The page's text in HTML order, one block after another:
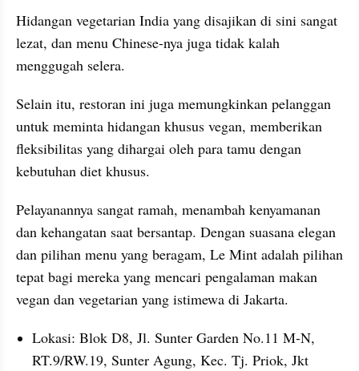
Hidangan vegetarian India yang disajikan di sini sangat
lezat, dan menu Chinese-nya juga tidak kalah
menggugah selera.
Selain itu, restoran ini juga memungkinkan pelanggan
untuk meminta hidangan khusus vegan, memberikan
fleksibilitas yang dihargai oleh para tamu dengan
kebutuhan diet khusus.
Pelayanannya sangat ramah, menambah kenyamanan
dan kehangatan saat bersantap. Dengan suasana elegan
dan pilihan menu yang beragam, Le Mint adalah pilihan
tepat bagi mereka yang mencari pengalaman makan
vegan dan vegetarian yang istimewa di Jakarta.
Lokasi: Blok D8, Jl. Sunter Garden No.11 M-N,
RT.9/RW.19, Sunter Agung, Kec. Tj. Priok, Jkt